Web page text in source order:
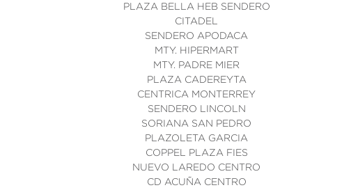
PLAZA BELLA HEB SENDERO
CITADEL
SENDERO APODACA
MTY. HIPERMART
MTY. PADRE MIER
PLAZA CADEREYTA
CENTRICA MONTERREY
SENDERO LINCOLN
SORIANA SAN PEDRO
PLAZOLETA GARCIA
COPPEL PLAZA FIES
NUEVO LAREDO CENTRO
CD ACUÑA CENTRO